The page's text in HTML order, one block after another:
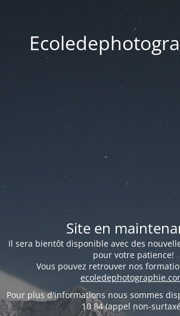
Site en
Il sera bientôt disponible avec des
pour votre patience!
Vous pouvez retrouver nos
Pour plus d'informations nous sommes
10 84 (appel non-